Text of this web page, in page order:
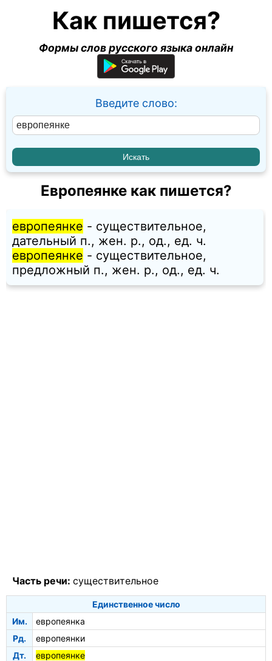
Как пишется?
Формы слов русского языка онлайн
Введите слово:
Европеянке как пишется?
европеянке - существительное,
дательный п., жен. p., од., ед. ч.
европеянке - существительное,
предложный п., жен. p., од., ед. ч.
Часть речи: существительное
Единственное число
Им.
европеянка
Рд.
европеянки
Дт.
европеянке